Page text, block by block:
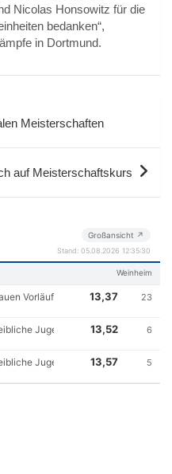
Nicolas Honsowitz für die
bedanken“,
in Dortmund.
Meisterschaften
auf Meisterschaftskurs